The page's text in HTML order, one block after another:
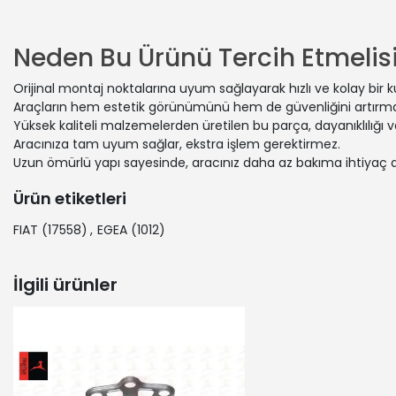
OPEL |
FIAT |
FIAT |
OPEL |
FIAT |
Neden Bu Ürünü Tercih
Orijinal montaj noktalarına uyum sağlayarak hızlı ve kolay bir
Araçların hem estetik görünümünü hem de güvenliğini
Yüksek kaliteli malzemelerden üretilen bu parça,
Aracınıza tam uyum sağlar, ekstra işlem gerektirmez.
Uzun ömürlü yapı sayesinde, aracınız daha az bakıma ihtiyaç
Ürün etiketleri
FIAT (17558) , EGEA (1012)
İlgili ürünler